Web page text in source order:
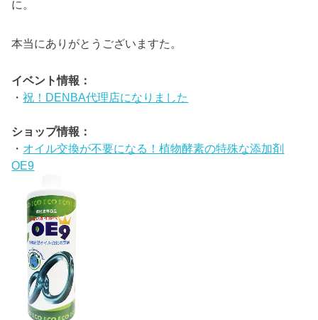
に。
本当にありがとうございますた。
イベント情報：
・祝！DENBA代理店になりました
ショップ情報：
・ オイル交換が不要になる！植物酵素の特殊な添加剤
OE9